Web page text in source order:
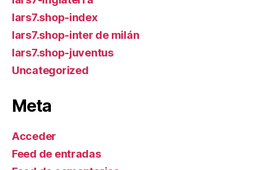
lars7.shop-index
lars7.shop-inter de milán
lars7.shop-juventus
Uncategorized
Meta
Acceder
Feed de entradas